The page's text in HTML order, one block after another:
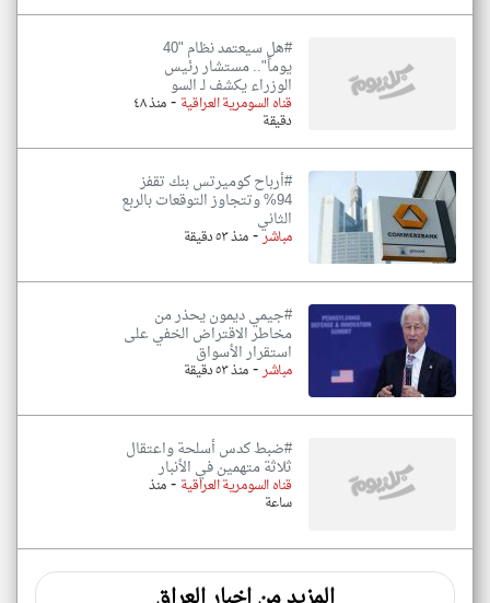
#هل سيعتمد نظام "40
يوماً".. مستشار رئيس
الوزراء يكشف لـ السو
قناه السومرية العراقية- منذ ٤٨
دقيقة
#أرباح كوميرتس بنك تقفز
94% وتتجاوز التوقعات بالربع
الثاني
مباشر-منذ ٥٣ دقيقة
#جيمي ديمون يحذر من
مخاطر الاقتراض الخفي على
استقرار الأسواق
مباشر-منذ ٥٣ دقيقة
#ضبط كدس أسلحة واعتقال
ثلاثة متهمين في الأنبار
قناه السومرية العراقية -منذ
ساعة